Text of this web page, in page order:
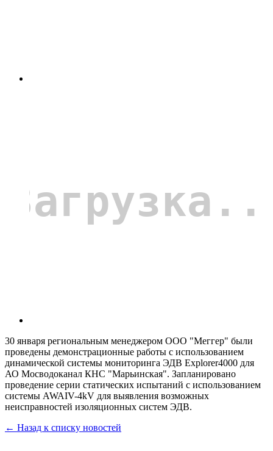
30 января региональным менеджером ООО "Меггер" были
проведены демонстрационные работы с использованием
динамической системы мониторинга ЭДВ Explorer4000 для
АО Мосводоканал КНС "Марьинская". Запланировано
проведение серии статических испытаний с использованием
системы AWAIV-4kV для выявления возможных
неисправностей изоляционных систем ЭДВ.
← Назад к списку новостей